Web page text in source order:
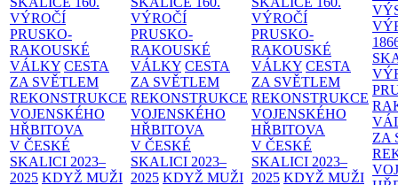
VÝROČÍ
PRUSKO-
RAKOUSKÉ
VÁLKY CESTA
ZA SVĚTLEM
REKONSTRUKCE
VOJENSKÉHO
HŘBITOVA
V ČESKÉ
SKALICI 2023–
2025 KDYŽ MUŽI
VÝROČÍ
PRUSKO-
RAKOUSKÉ
VÁLKY CESTA
ZA SVĚTLEM
REKONSTRUKCE
VOJENSKÉHO
HŘBITOVA
V ČESKÉ
SKALICI 2023–
2025 KDYŽ MUŽI
VÝROČÍ
PRUSKO-
RAKOUSKÉ
VÁLKY CESTA
ZA SVĚTLEM
REKONSTRUKCE
VOJENSKÉHO
HŘBITOVA
V ČESKÉ
SKALICI 2023–
2025 KDYŽ MUŽI
ZA